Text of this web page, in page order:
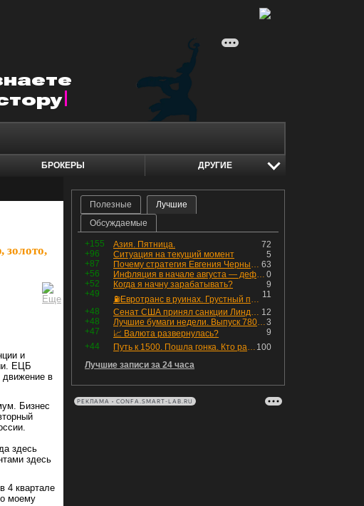
БРОКЕРЫ ДРУГИЕ
и
ЕЦБ
движение в
Бизнес
здесь
здесь
4 квартале
моему
Полезные
Лучшие
Обсуждаемые
+155 72
Азия. Пятница.
+96
5
Ситуация на текущий момент
+87
63
Почему стратегия Евгения Черных приведет вас к убыткам в 2026 году
+56
0
Инфляция в начале августа — дефляция из-за топлива и плодоовощной корзины, но услуги продолжают дорожать, а рубль начал ослабевать.
+52
9
Когда я начну зарабатывать?
+49
11
⛽️Евротранс в руинах. Грустный пост😶😞 Что изменилось в облигациях?
+48
12
Сенат США принял санкции Линдси Грэма против России
+48
3
Лучшие бумаги недели. Выпуск 780 – обновления для пятницы
+47
9
📈 Валюта развернулась?
+44
100
Путь к 1500. Пошла гонка. Кто раньше продаст.
Лучшие записи за 24 часа
РЕКЛАМА • CONFA.SMART-LAB.RU